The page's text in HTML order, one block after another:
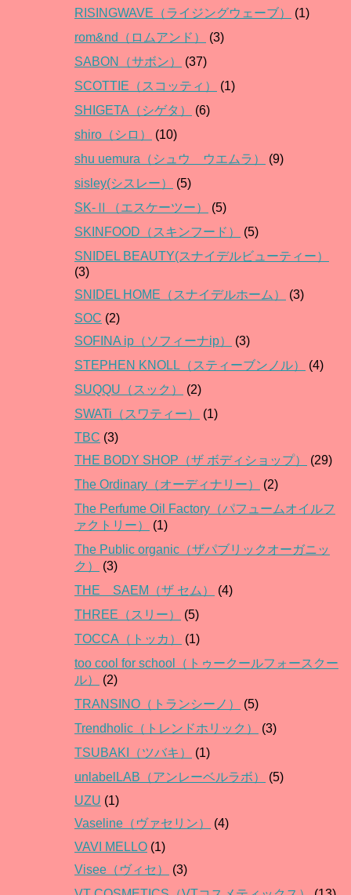
RISINGWAVE（ライジングウェーブ）
(1)
rom&nd（ロムアンド）
(3)
SABON（サボン）
(37)
SCOTTIE（スコッティ）
(1)
SHIGETA（シゲタ）
(6)
shiro（シロ）
(10)
shu uemura（シュウ ウエムラ）
(9)
sisley(シスレー）
(5)
SK-Ⅱ（エスケーツー）
(5)
SKINFOOD（スキンフード）
(5)
SNIDEL BEAUTY(スナイデルビューティー）
(3)
SNIDEL HOME（スナイデルホーム）
(3)
SOC (2)
SOFINA ip（ソフィーナip）
(3)
STEPHEN KNOLL（スティーブンノル）
(4)
SUQQU（スック）
(2)
SWATi（スワティー）
(1)
TBC (3)
THE BODY SHOP（ザ ボディショップ）
(29)
The Ordinary（オーディナリー）
(2)
The Perfume Oil Factory（パフュームオイルフ
ァクトリー）
(1)
The Public organic（ザパブリックオーガニッ
ク）
(3)
THE SAEM（ザ セム）
(4)
THREE（スリー）
(5)
TOCCA（トッカ）
(1)
too cool for school（トゥークールフォースクー
ル）
(2)
TRANSINO（トランシーノ）
(5)
Trendholic（トレンドホリック）
(3)
TSUBAKI（ツバキ）
(1)
unlabelLAB（アンレーベルラボ）
(5)
UZU (1)
Vaseline（ヴァセリン）
(4)
VAVI MELLO (1)
Visee（ヴィセ）
(3)